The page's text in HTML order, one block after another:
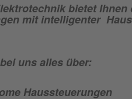
bietet
mit intelligenter
uns alles über:
Haussteuerungen